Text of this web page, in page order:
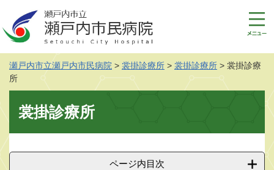
ジ
ュ
瀬戸内市立瀬戸内市民病院 > 裳掛診療所 > 裳掛診療所 > 裳掛診療
所
裳掛診療所
ページ内目次